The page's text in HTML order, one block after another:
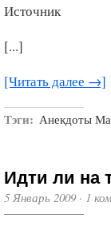
Источник
[...]
[Читать далее →]
Тэги: Анекдоты
Идти ли на
5 Январь 2009· 1